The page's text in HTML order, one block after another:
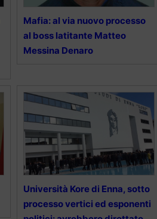
Mafia: al via nuovo processo
al boss latitante Matteo
Messina Denaro
Università Kore di Enna, sotto
processo vertici ed esponenti